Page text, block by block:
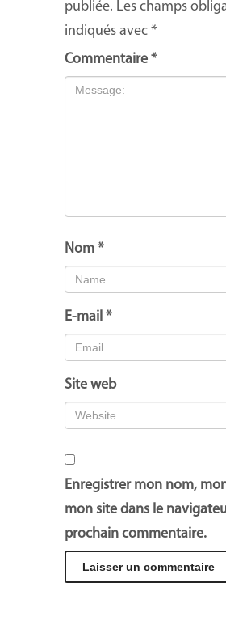
publiée. Les champs
indiqués avec *
Commentaire *
Nom *
E-mail *
Site web
Enregistrer mon nom,
mon site dans le
prochain commentaire.